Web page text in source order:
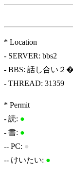
* Location
- SERVER: bbs2
- BBS: 話し合い２
- THREAD: 31359
* Permit
- 読: ●
- 書: ●
-- PC: ●
-- けいたい: ●